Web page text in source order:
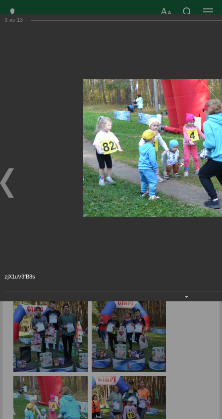
САМОУПРАВЛЕНИЯ
г. Радужный, 1 квартал, д.55
Адрес здания администрации
radugn@avo.ru
Электронная почта
Главная Фотогалерея › Новости
›
#ЗаБег #ЗаСпорт #ЗаРадужный #ЗаОсень
#ЗаБег #ЗаСпорт #ЗаРадужный
3 из 13
zjX1uV3fB8s